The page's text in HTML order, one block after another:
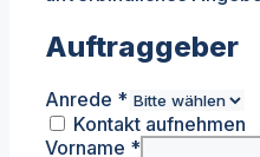
Auftraggeber
Anrede *
Kontakt aufnehmen
Vorname *